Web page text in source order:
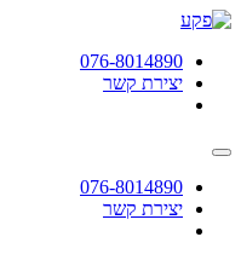
תחילתו
אינטרנט,
לחץ
כדי
לאזור
תוכן
מרכזי
076-8014890
יצירת קשר
076-8014890
יצירת קשר